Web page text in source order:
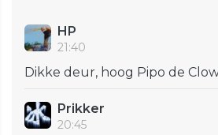
HP
21:40
Dikke deur, hoog Pipo de
Prikker
20:45